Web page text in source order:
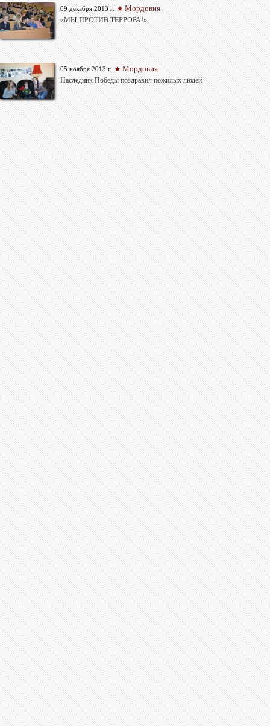
09 декабря 2013 г. Мордовия
«МЫ-ПРОТИВ ТЕРРОРА!»
05 ноября 2013 г. Мордовия
Наследник Победы поздравил пожилых людей